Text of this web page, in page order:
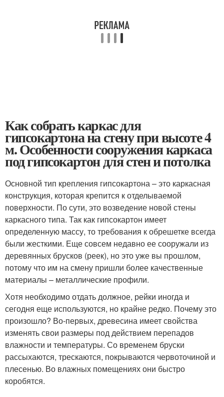
Как собрать каркас для
гипсокартона на стену при высоте 4
м. Особенности сооружения каркаса
под гипсокартон для стен и потолка
Основной тип крепления гипсокартона – это каркасная
конструкция, которая крепится к отделываемой
поверхности. По сути, это возведение новой стены
каркасного типа. Так как гипсокартон имеет
определенную массу, то требования к обрешетке всегда
были жесткими. Еще совсем недавно ее сооружали из
деревянных брусков (реек), но это уже вы прошлом,
потому что им на смену пришли более качественные
материалы – металлические профили.
Хотя необходимо отдать должное, рейки иногда и
сегодня еще используются, но крайне редко. Почему это
произошло? Во-первых, древесина имеет свойства
изменять свои размеры под действием перепадов
влажности и температуры. Со временем бруски
рассыхаются, трескаются, покрываются червоточиной и
плесенью. Во влажных помещениях они быстро
коробятся.